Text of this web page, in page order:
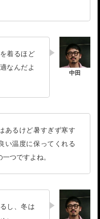
着るほど
なんだよ
あるけど暑すぎず寒す
い温度に保ってくれる
つですよね。
し、冬は